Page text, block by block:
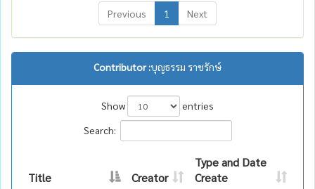
Previous
1 Next
Contributor :บุญธรรม ราชรักษ์
Show
entries
Search:
Title Creator
Type and Date
Create